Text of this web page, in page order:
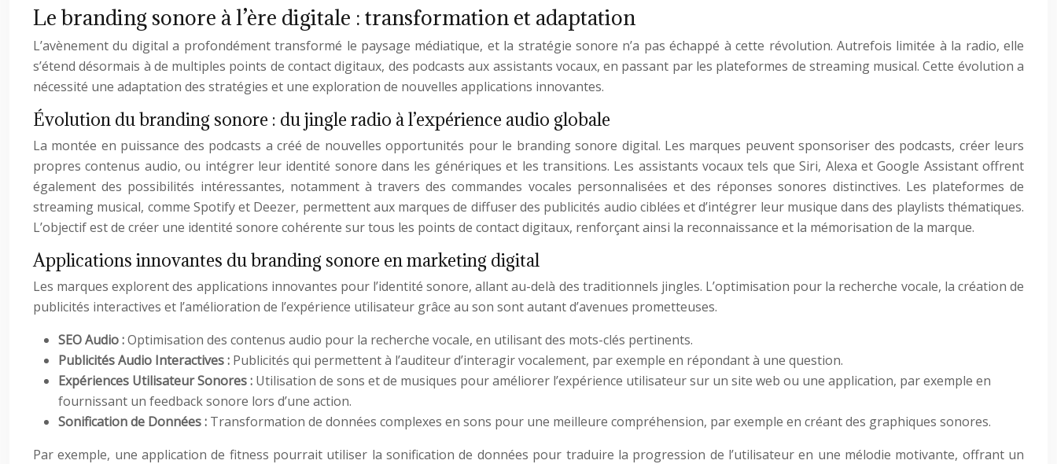
Le branding sonore à l’ère digitale : transformation et adaptation
L’avènement du digital a profondément transformé le paysage médiatique, et la stratégie sonore n’a pas échappé à cette révolution. Autrefois limitée à la radio, elle
s’étend désormais à de multiples points de contact digitaux, des podcasts aux assistants vocaux, en passant par les plateformes de streaming musical. Cette évolution a
nécessité une adaptation des stratégies et une exploration de nouvelles applications innovantes.
Évolution du branding sonore : du jingle radio à l’expérience audio globale
La montée en puissance des podcasts a créé de nouvelles opportunités pour le branding sonore digital. Les marques peuvent sponsoriser des podcasts, créer leurs
propres contenus audio, ou intégrer leur identité sonore dans les génériques et les transitions. Les assistants vocaux tels que Siri, Alexa et Google Assistant offrent
également des possibilités intéressantes, notamment à travers des commandes vocales personnalisées et des réponses sonores distinctives. Les plateformes de
streaming musical, comme Spotify et Deezer, permettent aux marques de diffuser des publicités audio ciblées et d’intégrer leur musique dans des playlists thématiques.
L’objectif est de créer une identité sonore cohérente sur tous les points de contact digitaux, renforçant ainsi la reconnaissance et la mémorisation de la marque.
Applications innovantes du branding sonore en marketing digital
Les marques explorent des applications innovantes pour l’identité sonore, allant au-delà des traditionnels jingles. L’optimisation pour la recherche vocale, la création de
publicités interactives et l’amélioration de l’expérience utilisateur grâce au son sont autant d’avenues prometteuses.
SEO Audio :Optimisation des contenus audio pour la recherche vocale, en utilisant des mots-clés pertinents.
Publicités Audio Interactives : Publicités qui permettent à l’auditeur d’interagir vocalement, par exemple en répondant à une question.
Expériences Utilisateur Sonores : Utilisation de sons et de musiques pour améliorer l’expérience utilisateur sur un site web ou une application, par exemple en
fournissant un feedback sonore lors d’une action.
Sonification de Données : Transformation de données complexes en sons pour une meilleure compréhension, par exemple en créant des graphiques sonores.
Par exemple, une application de fitness pourrait utiliser la sonification de données pour traduire la progression de l’utilisateur en une mélodie motivante, offrant un